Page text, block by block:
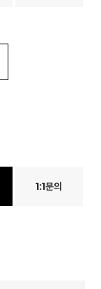
1:1문의